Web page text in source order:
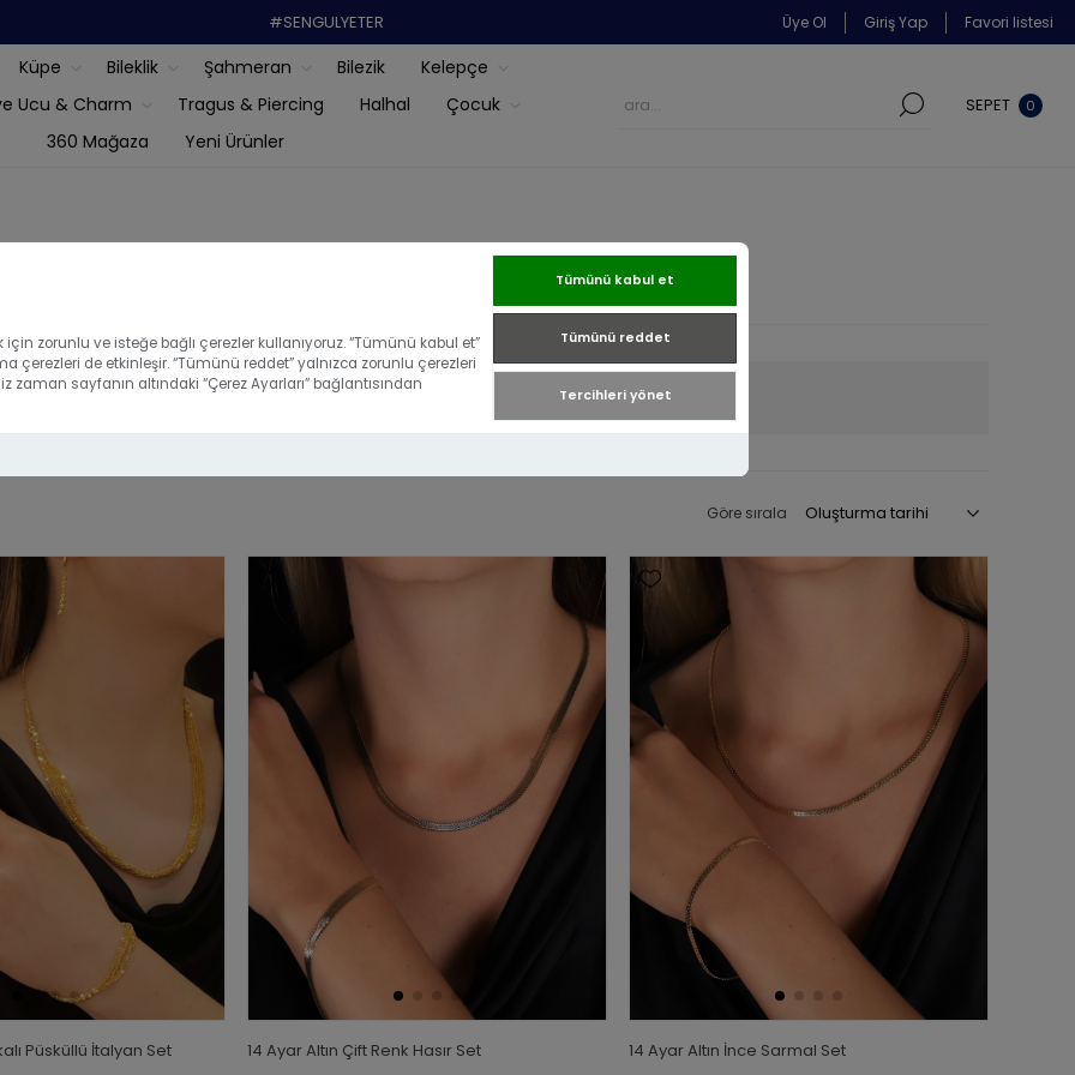
zorunlu ve isteğe bağlı çerezler kullanıyoruz. “Tümünü kabul et”
çerezleri de etkinleşir. “Tümünü reddet” yalnızca zorunlu çerezleri
zaman sayfanın altındaki “Çerez Ayarları” bağlantısından
Tümünü kabul et
Tümünü reddet
Tercihleri yönet
#SENGULYETER Üye Ol Giriş Yap Favori listesi
Küpe Bileklik Şahmeran Bilezik
Kelepçe
Ucu & Charm
Tragus & Piercing Halhal
Çocuk
360 Mağaza
Yeni Ürünler
SEPET 0
14 Ayar
Göre sırala
Püsküllü İtalyan Set
14 Ayar Altın Çift Renk Hasır Set
14 Ayar Altın İnce Sarmal Set